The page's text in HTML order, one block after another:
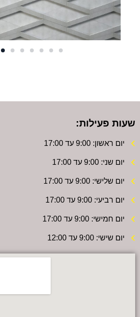
שעות פעילות:
יום ראשון: 9:00 עד 17:00
יום שני: 9:00 עד 17:00
יום שלישי: 9:00 עד 17:00
יום רביעי: 9:00 עד 17:00
יום חמישי: 9:00 עד 17:00
יום שישי: 9:00 עד 12:00